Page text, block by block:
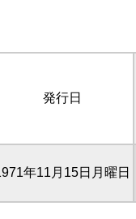
発行日
年11月15日月曜日